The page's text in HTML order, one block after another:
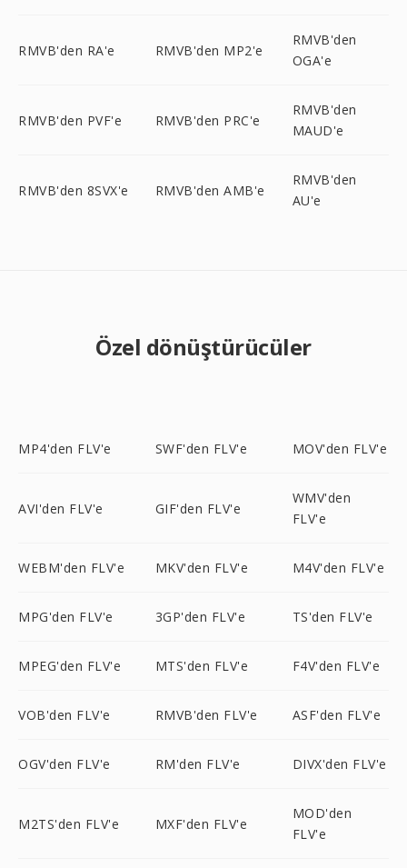
RMVB'den RA'e RMVB'den MP2'e
RMVB'den
OGA'e
RMVB'den PVF'e RMVB'den PRC'e
RMVB'den
MAUD'e
RMVB'den 8SVX'e RMVB'den AMB'e
RMVB'den
AU'e
Özel dönüştürücüler
MP4'den FLV'e SWF'den FLV'e MOV'den FLV'e
AVI'den FLV'e GIF'den FLV'e
WMV'den
FLV'e
WEBM'den FLV'e MKV'den FLV'e M4V'den FLV'e
MPG'den FLV'e 3GP'den FLV'e TS'den FLV'e
MPEG'den FLV'e MTS'den FLV'e F4V'den FLV'e
VOB'den FLV'e RMVB'den FLV'e ASF'den FLV'e
OGV'den FLV'e RM'den FLV'e DIVX'den FLV'e
M2TS'den FLV'e MXF'den FLV'e
MOD'den
FLV'e